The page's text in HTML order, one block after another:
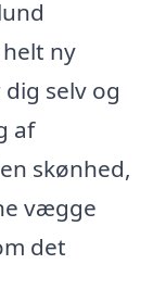
ny
selv og
af
skønhed,
vægge
det